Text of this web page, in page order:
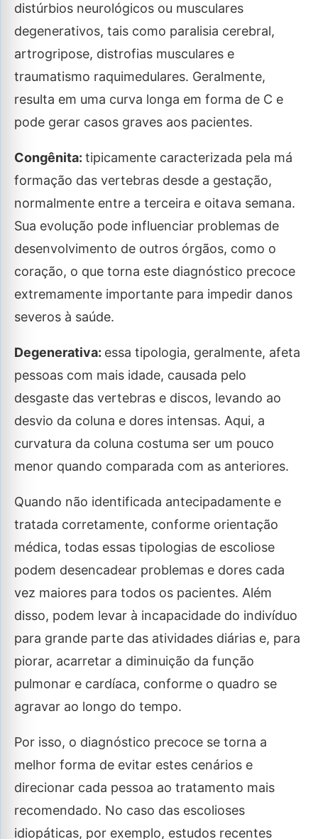
distúrbios neurológicos ou musculares
degenerativos, tais como paralisia cerebral,
artrogripose, distrofias musculares e
traumatismo raquimedulares. Geralmente,
resulta em uma curva longa em forma de C e
pode gerar casos graves aos pacientes.
Congênita: tipicamente caracterizada pela má
formação das vertebras desde a gestação,
normalmente entre a terceira e oitava semana.
Sua evolução pode influenciar problemas de
desenvolvimento de outros órgãos, como o
coração, o que torna este diagnóstico precoce
extremamente importante para impedir danos
severos à saúde.
Degenerativa: essa tipologia, geralmente, afeta
pessoas com mais idade, causada pelo
desgaste das vertebras e discos, levando ao
desvio da coluna e dores intensas. Aqui, a
curvatura da coluna costuma ser um pouco
menor quando comparada com as anteriores.
Quando não identificada antecipadamente e
tratada corretamente, conforme orientação
médica, todas essas tipologias de escoliose
podem desencadear problemas e dores cada
vez maiores para todos os pacientes. Além
disso, podem levar à incapacidade do indivíduo
para grande parte das atividades diárias e, para
piorar, acarretar a diminuição da função
pulmonar e cardíaca, conforme o quadro se
agravar ao longo do tempo.
Por isso, o diagnóstico precoce se torna a
melhor forma de evitar estes cenários e
direcionar cada pessoa ao tratamento mais
recomendado. No caso das escolioses
idiopáticas, por exemplo, estudos recentes